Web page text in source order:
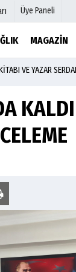
Üye Paneli
MAGAZİN
VE YAZAR